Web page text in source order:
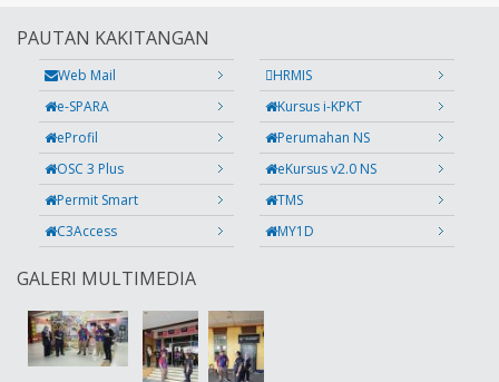
PAUTAN KAKITANGAN
Web Mail
HRMIS
e-SPARA
Kursus i-KPKT
eProfil
Perumahan NS
OSC 3 Plus
eKursus v2.0 NS
Permit Smart
TMS
C3Access
MY1D
GALERI MULTIMEDIA